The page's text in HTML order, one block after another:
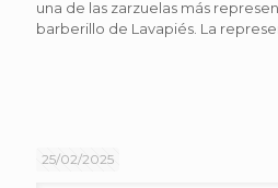
una de las zarzuelas más
barberillo de Lavapiés. La
25/02/2025